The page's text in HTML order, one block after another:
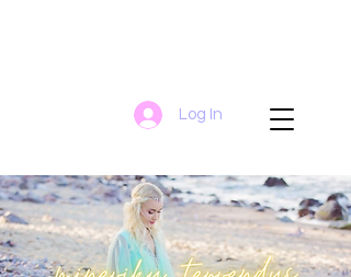
Log In